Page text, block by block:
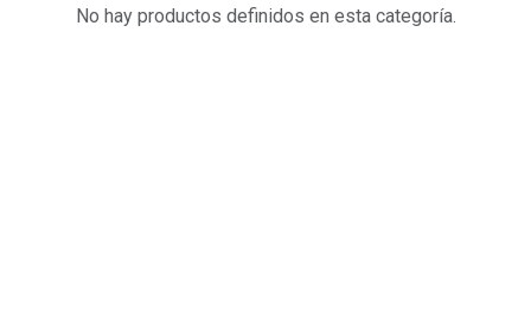
No hay productos definidos en esta categoría.